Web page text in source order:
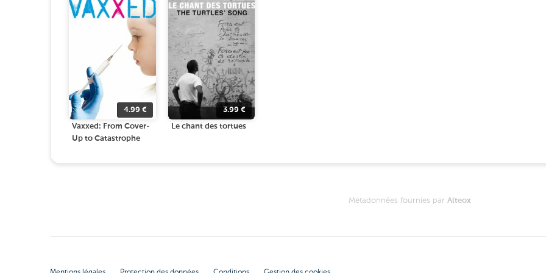
4.99€
Vaxxed: From Cover-
Up to Catastrophe
3.99 €
Le chant des tortues
Métadonnées fournies par Alteox